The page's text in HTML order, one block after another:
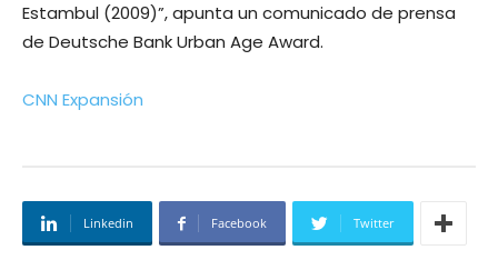
Estambul (2009)”, apunta un comunicado de prensa
de Deutsche Bank Urban Age Award.
CNN Expansión
Linkedin Facebook Twitter